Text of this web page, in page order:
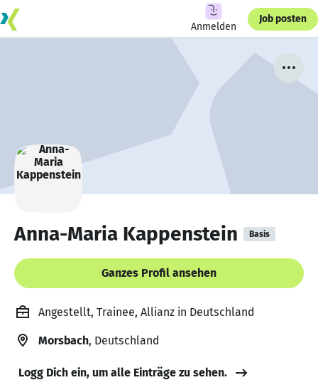
Anmelden
Job posten
Anna-Maria Kappenstein Basis
Ganzes Profil ansehen
Angestellt, Trainee, Allianz in Deutschland
Morsbach, Deutschland
Logg Dich ein, um alle Einträge zu sehen.